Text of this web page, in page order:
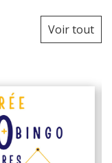
Voir tout